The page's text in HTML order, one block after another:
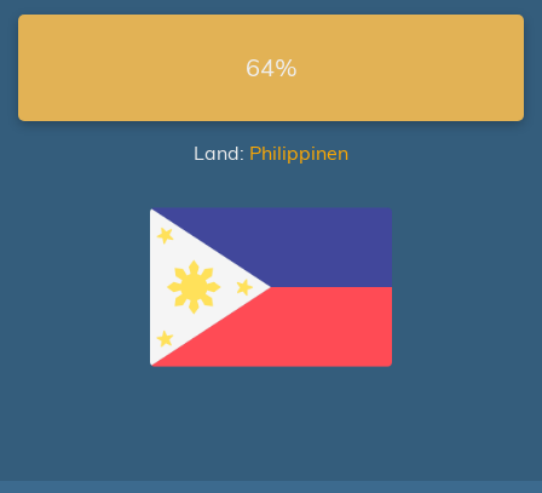
64%
Land: Philippinen